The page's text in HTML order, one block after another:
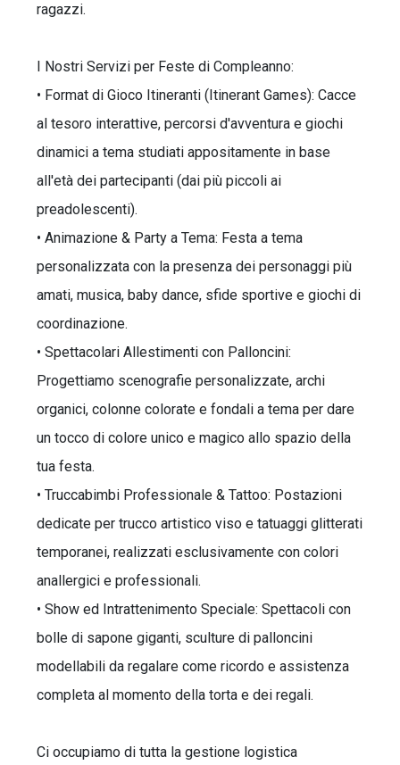
ragazzi.
I Nostri Servizi per Feste di Compleanno:
• Format di Gioco Itineranti (Itinerant Games): Cacce
al tesoro interattive, percorsi d'avventura e giochi
dinamici a tema studiati appositamente in base
all'età dei partecipanti (dai più piccoli ai
preadolescenti).
• Animazione & Party a Tema: Festa a tema
personalizzata con la presenza dei personaggi più
amati, musica, baby dance, sfide sportive e giochi di
coordinazione.
• Spettacolari Allestimenti con Palloncini:
Progettiamo scenografie personalizzate, archi
organici, colonne colorate e fondali a tema per dare
un tocco di colore unico e magico allo spazio della
tua festa.
• Truccabimbi Professionale & Tattoo: Postazioni
dedicate per trucco artistico viso e tatuaggi glitterati
temporanei, realizzati esclusivamente con colori
anallergici e professionali.
• Show ed Intrattenimento Speciale: Spettacoli con
bolle di sapone giganti, sculture di palloncini
modellabili da regalare come ricordo e assistenza
completa al momento della torta e dei regali.
Ci occupiamo di tutta la gestione logistica